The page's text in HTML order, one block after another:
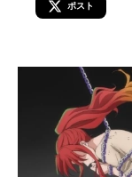
ポスト